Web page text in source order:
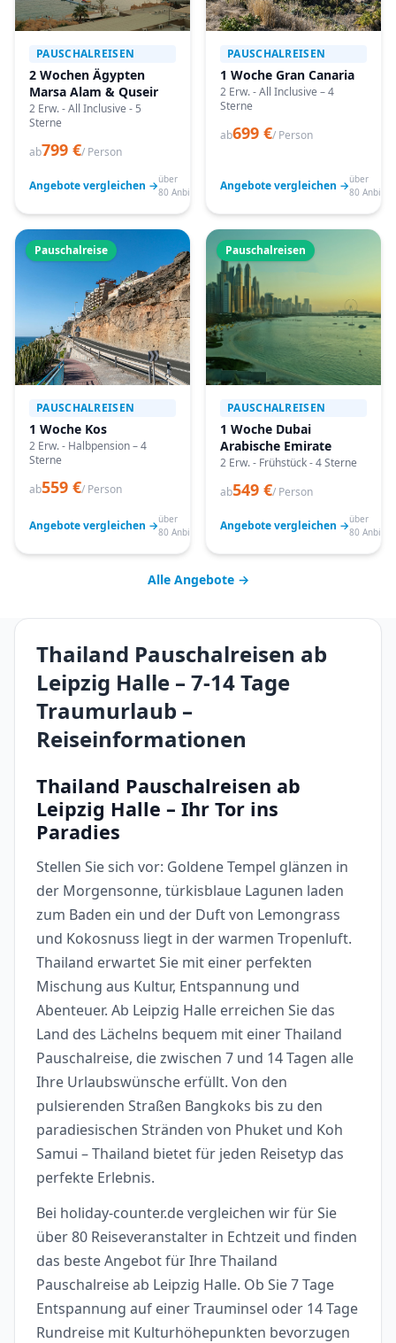
PAUSCHALREISEN
2 Wochen Ägypten
Marsa Alam & Quseir
2 Erw. - All Inclusive - 5
Sterne
ab799 €/ Person
Angebote vergleichen →über
80 Anbieter
PAUSCHALREISEN
1 Woche Gran Canaria
2 Erw. - All Inclusive – 4
Sterne
ab699 €/ Person
Angebote vergleichen →über
80
Pauschalreise
PAUSCHALREISEN
1 Woche Kos
2 Erw. - Halbpension – 4
Sterne
ab559 €/ Person
Angebote vergleichen →über
80 Anbieter
Pauschalreisen
PAUSCHALREISEN
1 Woche Dubai
Arabische Emirate
2 Erw. - Frühstück - 4 Sterne
ab549 €/ Person
Angebote vergleichen →über
80
Alle Angebote →
Thailand Pauschalreisen ab
Leipzig Halle – 7-14 Tage
Traumurlaub –
Reiseinformationen
Thailand Pauschalreisen ab
Leipzig Halle – Ihr Tor ins
Paradies
Stellen Sie sich vor: Goldene Tempel glänzen in
der Morgensonne, türkisblaue Lagunen laden
zum Baden ein und der Duft von Lemongrass
und Kokosnuss liegt in der warmen Tropenluft.
Thailand erwartet Sie mit einer perfekten
Mischung aus Kultur, Entspannung und
Abenteuer. Ab Leipzig Halle erreichen Sie das
Land des Lächelns bequem mit einer Thailand
Pauschalreise, die zwischen 7 und 14 Tagen alle
Ihre Urlaubswünsche erfüllt. Von den
pulsierenden Straßen Bangkoks bis zu den
paradiesischen Stränden von Phuket und Koh
Samui – Thailand bietet für jeden Reisetyp das
perfekte Erlebnis.
Bei holiday-counter.de vergleichen wir für Sie
über 80 Reiseveranstalter in Echtzeit und finden
das beste Angebot für Ihre Thailand
Pauschalreise ab Leipzig Halle. Ob Sie 7 Tage
Entspannung auf einer Trauminsel oder 14 Tage
Rundreise mit Kulturhöhepunkten bevorzugen